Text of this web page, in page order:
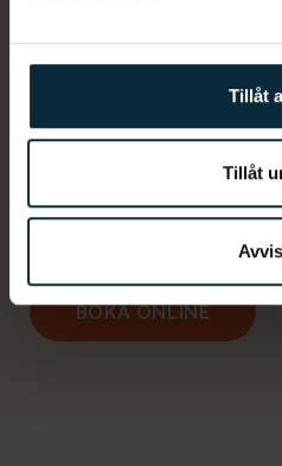
Tillåt
Tillåt
Dags för en
Vi vet att du har hört det
besök hos tandvården är
trevligare tandläkare.
BOKA ONLINE